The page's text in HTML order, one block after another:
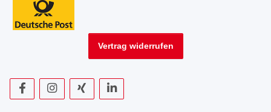
Vertrag widerrufen